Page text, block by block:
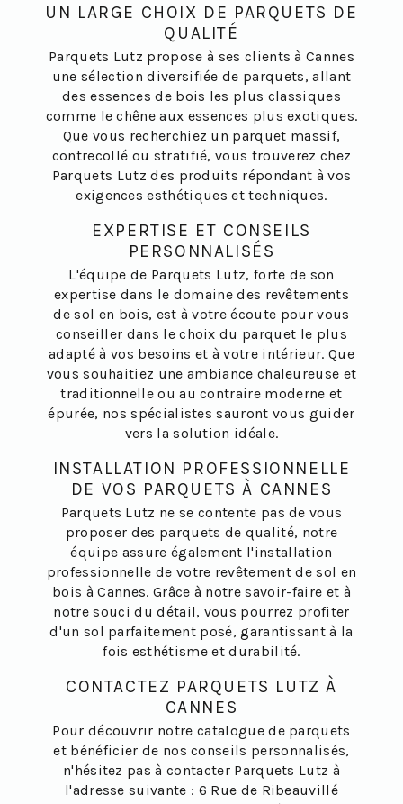
UN LARGE CHOIX DE PARQUETS DE
QUALITÉ
Parquets Lutz propose à ses clients à Cannes
une sélection diversifiée de parquets, allant
des essences de bois les plus classiques
comme le chêne aux essences plus exotiques.
Que vous recherchiez un parquet massif,
contrecollé ou stratifié, vous trouverez chez
Parquets Lutz des produits répondant à vos
exigences esthétiques et techniques.
EXPERTISE ET CONSEILS
PERSONNALISÉS
L'équipe de Parquets Lutz, forte de son
expertise dans le domaine des revêtements
de sol en bois, est à votre écoute pour vous
conseiller dans le choix du parquet le plus
adapté à vos besoins et à votre intérieur. Que
vous souhaitiez une ambiance chaleureuse et
traditionnelle ou au contraire moderne et
épurée, nos spécialistes sauront vous guider
vers la solution idéale.
INSTALLATION PROFESSIONNELLE
DE VOS PARQUETS À CANNES
Parquets Lutz ne se contente pas de vous
proposer des parquets de qualité, notre
équipe assure également l'installation
professionnelle de votre revêtement de sol en
bois à Cannes. Grâce à notre savoir-faire et à
notre souci du détail, vous pourrez profiter
d'un sol parfaitement posé, garantissant à la
fois esthétisme et durabilité.
CONTACTEZ PARQUETS LUTZ À
CANNES
Pour découvrir notre catalogue de parquets
et bénéficier de nos conseils personnalisés,
n'hésitez pas à contacter Parquets Lutz à
l'adresse suivante : 6 Rue de Ribeauvillé